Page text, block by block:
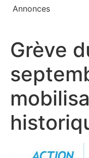
Annonces
Grève